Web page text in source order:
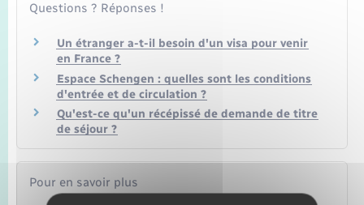
Questions ? Réponses !
Un étranger a-t-il besoin d'un visa pour venir
en France ?
Espace Schengen : quelles sont les conditions
d'entrée et de circulation ?
Qu'est-ce qu'un récépissé de demande de titre
de séjour ?
Pour en savoir plus